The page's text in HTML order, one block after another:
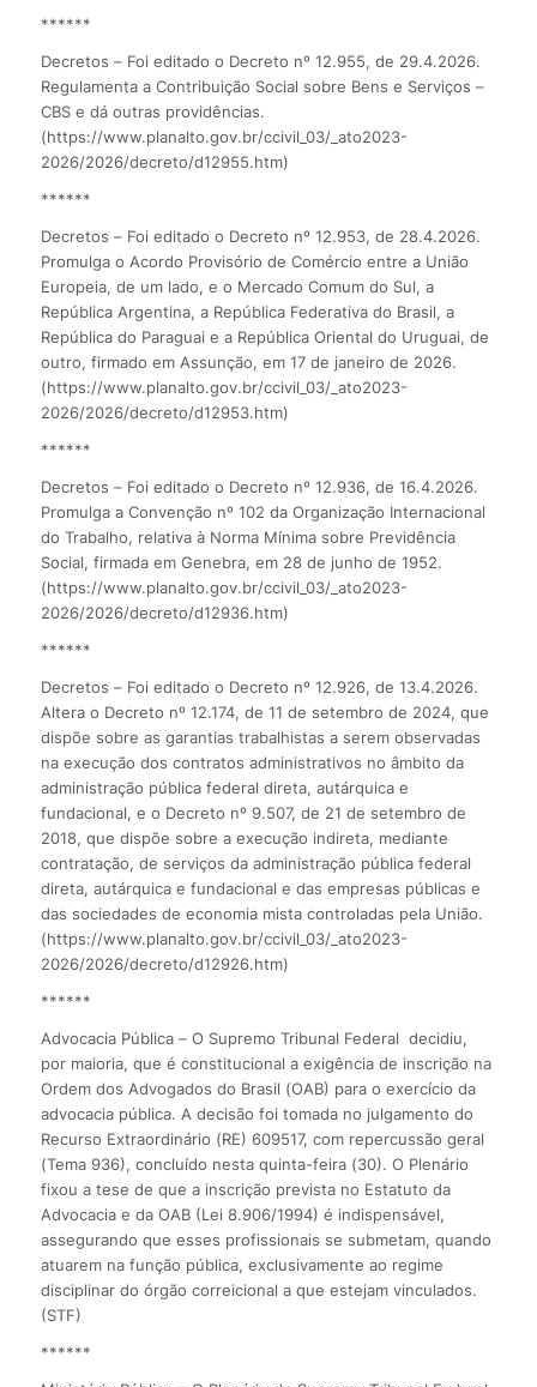
******
Decretos – Foi editado o Decreto nº 12.955, de 29.4.2026.
Regulamenta a Contribuição Social sobre Bens e Serviços –
CBS e dá outras providências.
(https://www.planalto.gov.br/ccivil_03/_ato2023-
2026/2026/decreto/d12955.htm)
******
Decretos – Foi editado o Decreto nº 12.953, de 28.4.2026.
Promulga o Acordo Provisório de Comércio entre a União
Europeia, de um lado, e o Mercado Comum do Sul, a
República Argentina, a República Federativa do Brasil, a
República do Paraguai e a República Oriental do Uruguai, de
outro, firmado em Assunção, em 17 de janeiro de 2026.
(https://www.planalto.gov.br/ccivil_03/_ato2023-
2026/2026/decreto/d12953.htm)
******
Decretos – Foi editado o Decreto nº 12.936, de 16.4.2026.
Promulga a Convenção nº 102 da Organização Internacional
do Trabalho, relativa à Norma Mínima sobre Previdência
Social, firmada em Genebra, em 28 de junho de 1952.
(https://www.planalto.gov.br/ccivil_03/_ato2023-
2026/2026/decreto/d12936.htm)
******
Decretos – Foi editado o Decreto nº 12.926, de 13.4.2026.
Altera o Decreto nº 12.174, de 11 de setembro de 2024, que
dispõe sobre as garantias trabalhistas a serem observadas
na execução dos contratos administrativos no âmbito da
administração pública federal direta, autárquica e
fundacional, e o Decreto nº 9.507, de 21 de setembro de
2018, que dispõe sobre a execução indireta, mediante
contratação, de serviços da administração pública federal
direta, autárquica e fundacional e das empresas públicas e
das sociedades de economia mista controladas pela União.
(https://www.planalto.gov.br/ccivil_03/_ato2023-
2026/2026/decreto/d12926.htm)
******
Advocacia Pública – O Supremo Tribunal Federal decidiu,
por maioria, que é constitucional a exigência de inscrição na
Ordem dos Advogados do Brasil (OAB) para o exercício da
advocacia pública. A decisão foi tomada no julgamento do
Recurso Extraordinário (RE) 609517, com repercussão geral
(Tema 936), concluído nesta quinta-feira (30). O Plenário
fixou a tese de que a inscrição prevista no Estatuto da
Advocacia e da OAB (Lei 8.906/1994) é indispensável,
assegurando que esses profissionais se submetam, quando
atuarem na função pública, exclusivamente ao regime
disciplinar do órgão correicional a que estejam vinculados.
(STF)
******